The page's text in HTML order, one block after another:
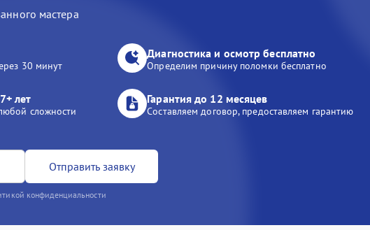
мастера
30 минут
Диагностика и осмотр бесплатно
Определим причину поломки бесплатно
лет
сложности
Гарантия до 12 месяцев
Составляем договор, предоставляем гарантию
Отправить заявку
конфиденциальности